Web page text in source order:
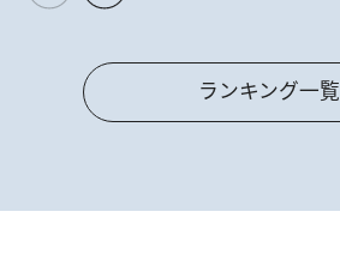
ランキング一覧